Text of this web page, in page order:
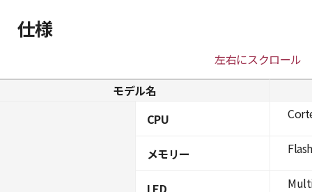
仕様
左右にスクロール
モデル名
CPU
メモリー
LED